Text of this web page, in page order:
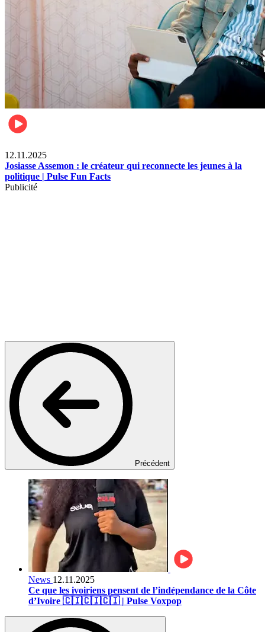
12.11.2025
Josiasse Assemon : le créateur qui reconnecte les jeunes à la
politique | Pulse Fun Facts
Publicité
Précédent
News 12.11.2025
Ce que les ivoiriens pensent de l’indépendance de la Côte
d’Ivoire 🇨🇮🇨🇮🇨🇮 | Pulse Voxpop